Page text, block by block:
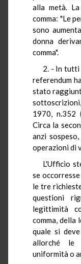
alla metà.
comma: "Le
sono
donna
comma".
2. - In tutti
referendum
stato
1970, n.352
Circa la
anzi
operazioni di
L'Ufficio
se
le tre
questioni
legittimità
comma, della
quale si
allorché le
uniformità o